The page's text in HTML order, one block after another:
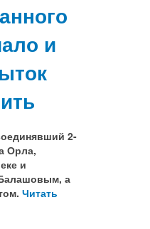
и
2-
Орла,
и
а
Читать